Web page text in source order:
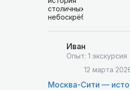
Иван
Опыт: 1 экскурсия
12 марта
Москва-Сити —